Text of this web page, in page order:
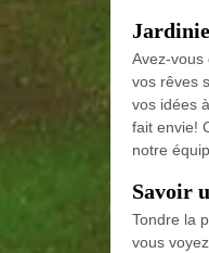
Avez-vous
vos rêves
vos idées
fait envie!
notre
Savoir
Tondre la
vous